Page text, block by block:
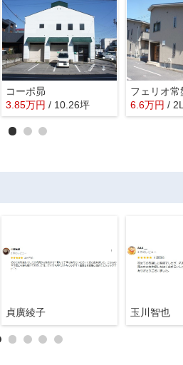
コーポ昴
3.85万円 / 10.26坪
フェリオ常
6.6万円 /
貞廣綾子 玉川智也